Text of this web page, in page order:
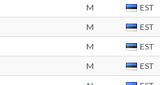
M EST
M EST
M EST
M EST